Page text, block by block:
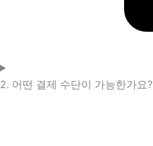
2. 어떤 결제 수단이 가능한가요?